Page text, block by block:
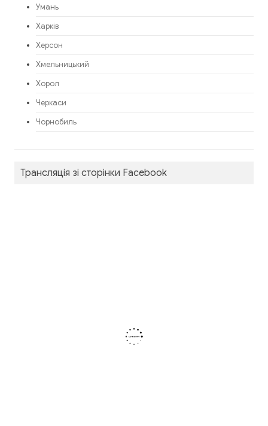
Умань
Харків
Херсон
Хмельницький
Хорол
Черкаси
Чорнобиль
Трансляція зі сторінки Facebook